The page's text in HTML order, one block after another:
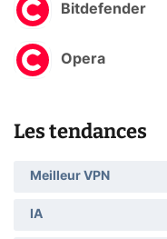
Bitdefender
Opera
Les tendances
Meilleur VPN
IA